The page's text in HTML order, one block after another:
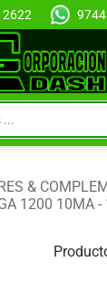
&
1200 10MA -